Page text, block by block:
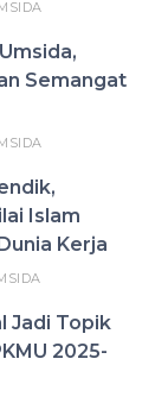
Semangat
Islam
Kerja
Jadi Topik
2025-